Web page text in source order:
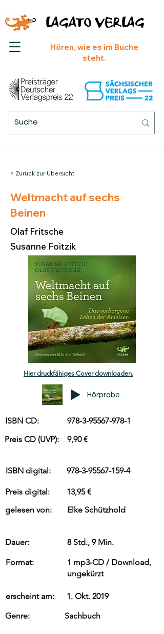
Hören, wie es im Buche
steht.
LAGATO VERLAG
< Zurück zur Übersicht
Weltmacht auf sechs
Beinen
Olaf Fritsche
Susanne Foitzik
Hier druckfähiges Cover downloaden.
Hörprobe
ISBN CD:
978-3-95567-978-1
Preis CD (UVP):
9,90 €
ISBN digital:
Preis digital:
gelesen von:
978-3-95567-159-4
13,95 €
Elke Schützhold
Dauer:
Format:
erscheint am:
Genre:
8 Std., 9 Min.
1 mp3-CD / Download,
ungekürzt
1. Okt. 2019
Sachbuch